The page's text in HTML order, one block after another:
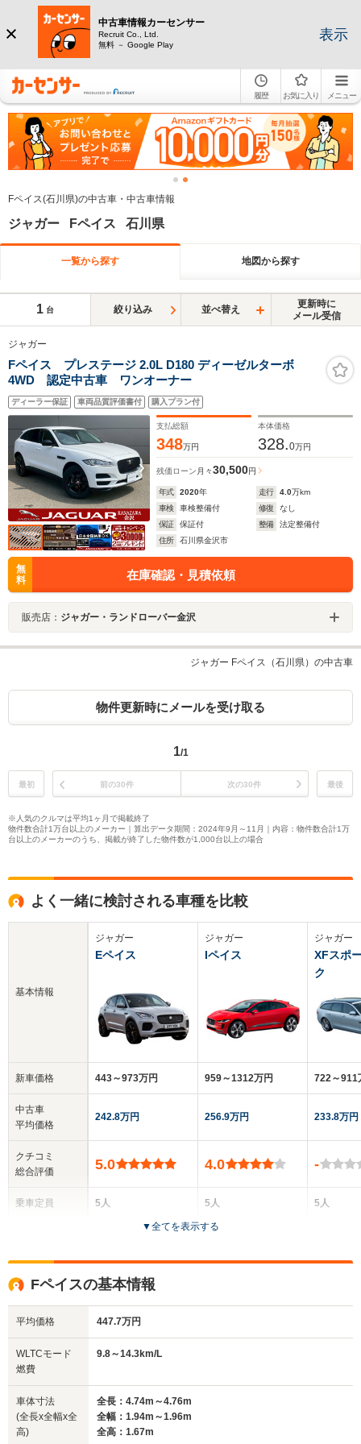
中古車情報カーセンサー
Recruit Co., Ltd.
無料 － Google Play
表示
履歴 お気に入り メニュー
Fペイス(石川県)の中古車・中古車情報
ジャガー Fペイス 石川県
一覧から探す 地図から探す
1 台 絞り込み 並べ替え
更新時に
メール受信
ジャガー
Fペイス プレステージ 2.0L D180 ディーゼルターボ
4WD 認定中古車 ワンオーナー
ディーラー保証 車両品質評価書付 購入プラン付
支払総額
348万円
本体価格
328.0万円
残価ローン 月々30,500円
年式 2020年 走行 4.0万km
車検
車検整備付 修復
なし
保証
保証付 整備
法定整備付
住所
石川県金沢市
無
料
在庫確認・見積依頼
販売店： ジャガー・ランドローバー金沢
ジャガー Fペイス（石川県）の中古車
物件更新時にメールを受け取る
1/1
最初 前の30件 次の30件 最後
※人気のクルマは平均1ヶ月で掲載終了
物件数合計1万台以上のメーカー｜算出データ期間：2024年9月～11月｜内容：物件数合計1万
台以上のメーカーのうち、掲載が終了した物件数が1,000台以上の場合
よく一緒に検討される車種を比較
基本情報
新車価格
中古車
平均価格
クチコミ
総合評価
乗車定員
サイズ
(全長x全幅x全高)
ジャガー
Eペイス
443～973万円
242.8万円
5.0
5人
全高
1.65m
全幅
1.9m
ジャガー
Iペイス
959～1312万円
256.9万円
4.0
5人
5ドア
ジャガー
XFスポ
ク
722～911
233.8万円
-
5人
▼全てを表示する
Fペイスの基本情報
平均価格 447.7万円
WLTCモード
燃費
9.8～14.3km/L
車体寸法
(全長x全幅x全
高)
全長：4.74m～4.76m
全幅：1.94m～1.96m
全高：1.67m